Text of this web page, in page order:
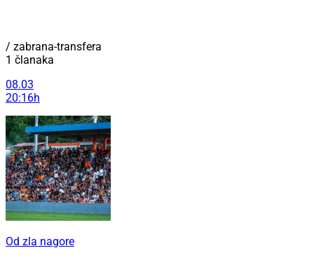
/ zabrana-transfera
1 članaka
08.03
20:16h
Od zla nagore